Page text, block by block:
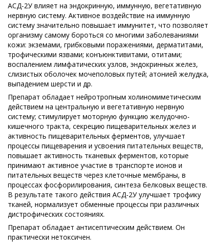
АСД-2У влияет на эндокринную, иммунную, вегетативную
нервную систему. Активное воздействие на иммунную
систему значительно повышает иммунитет, что позволяет
организму самому бороться со многими заболеваниями
кожи: экземами, грибковыми поражениями, дерматитами,
трофическими язвами; конъюнктивитами, отитами;
воспалением лимфатических узлов, эндокринных желез,
слизистых оболочек мочеполовых путей; атонией желудка,
выпадением шерсти и др.
Препарат обладает нейротропным холиномиметическим
действием на центральную и вегетативную нервную
систему; стимулирует моторную функцию желудочно-
кишечного тракта, секрецию пищеварительных желез и
активность пищеварительных ферментов, улучшает
процессы пищеварения и усвоения питательных веществ,
повышает активность тканевых ферментов, которые
принимают активное участие в транспорте ионов и
питательных веществ через клеточные мембраны, в
процессах фосфорилирования, синтеза белковых веществ.
В результате такого действия АСД-2У улучшает трофику
тканей, нормализует обменные процессы при различных
дистрофических состояниях.
Препарат обладает антисептическим действием. Он
практически нетоксичен.